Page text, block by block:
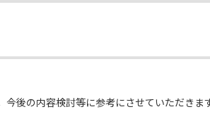
後の内容検討等に参考にさせていただきます